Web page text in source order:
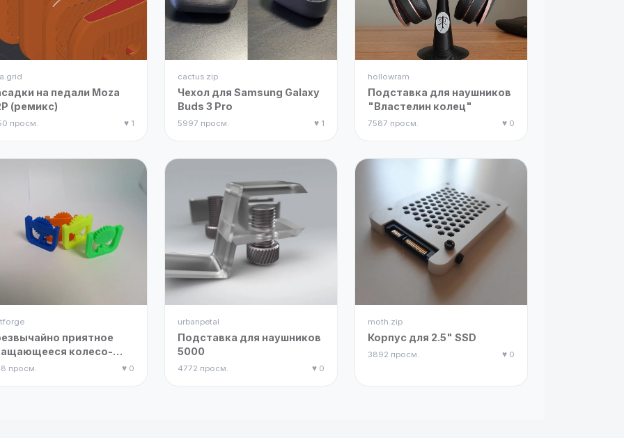
на педали Moza
(ремикс)
просм. ♥ 1
cactus.zip
Чехол для Samsung Galaxy
Buds 3 Pro
5997 просм. ♥ 1
hollowram
Подставка для наушников
"Властелин колец"
7587 просм. ♥ 0
приятное
колесо-
просм. ♥ 0
urbanpetal
Подставка для наушников
5000
4772 просм. ♥ 0
moth.zip
Корпус для 2.5" SSD
3892 просм. ♥ 0